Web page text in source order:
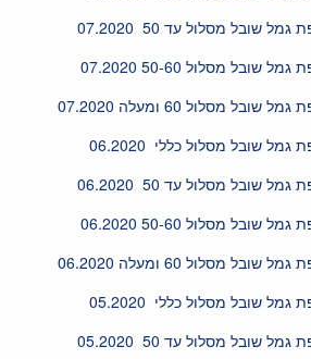
שובל מסלול עד 50 07.2020
מסלול 50-60 07.2020
מסלול 60 ומעלה 07.2020
שובל מסלול כללי 06.2020
שובל מסלול עד 50 06.2020
מסלול 50-60 06.2020
מסלול 60 ומעלה 06.2020
שובל מסלול כללי 05.2020
שובל מסלול עד 50 05.2020